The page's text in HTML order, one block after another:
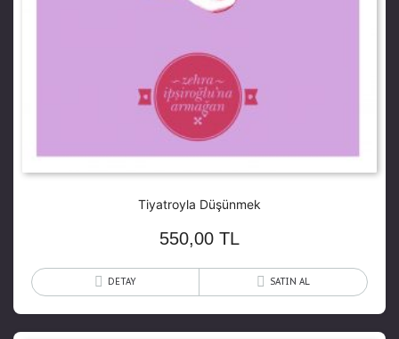
Tiyatroyla Düşünmek
550,00 TL
DETAY SATIN AL